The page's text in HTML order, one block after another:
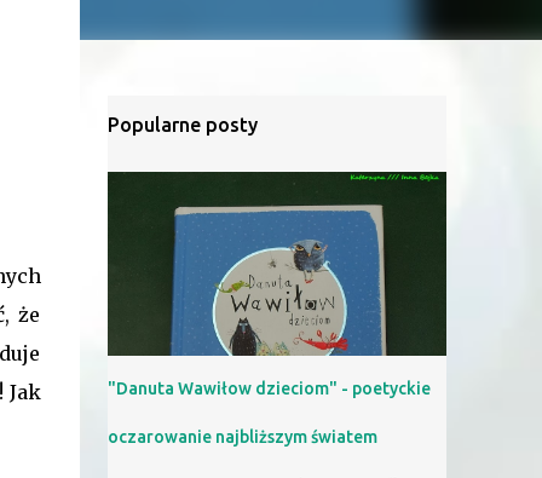
że
Jak
Popularne posty
"Danuta Wawiłow dzieciom" - poetyckie
oczarowanie najbliższym światem